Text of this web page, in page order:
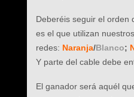
Deberéis seguir el orden
es el que utilizan
redes: Naranja/Blanco;
Y parte del cable debe
El ganador será aquél